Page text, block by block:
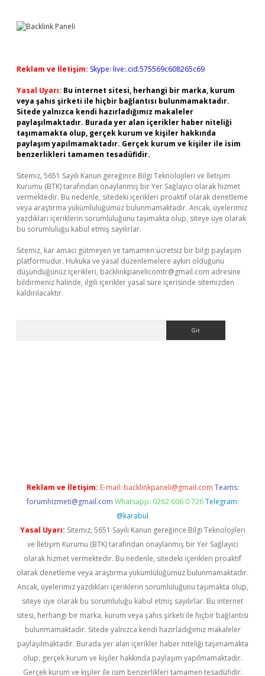
Reklam ve İletişim: Skype: live:.cid.575569c608265c69
Yasal Uyarı: Bu internet sitesi, herhangi bir marka, kurum
veya şahıs şirketi ile hiçbir bağlantısı bulunmamaktadır.
Sitede yalnızca kendi hazırladığımız makaleler
paylaşılmaktadır. Burada yer alan içerikler haber niteliği
taşımamakta olup, gerçek kurum ve kişiler hakkında
paylaşım yapılmamaktadır. Gerçek kurum ve kişiler ile isim
benzerlikleri tamamen tesadüfidir.
Sitemiz, 5651 Sayılı Kanun gereğince Bilgi Teknolojileri ve İletişim
Kurumu (BTK) tarafından onaylanmış bir Yer Sağlayıcı olarak hizmet
vermektedir. Bu nedenle, sitedeki içerikleri proaktif olarak denetleme
veya araştırma yükümlülüğümüz bulunmamaktadır. Ancak, üyelerimiz
yazdıkları içeriklerin sorumluluğunu taşımakta olup, siteye üye olarak
bu sorumluluğu kabul etmiş sayılırlar.
Sitemiz, kar amacı gütmeyen ve tamamen ücretsiz bir bilgi paylaşım
platformudur. Hukuka ve yasal düzenlemelere aykırı olduğunu
düşündüğünüz içerikleri, backlinkpanelicomtr@gmail.com adresine
bildirmeniz halinde, ilgili içerikler yasal süre içerisinde sitemizden
kaldırılacaktır.
Reklam ve İletişim: E-mail: backlinkpaneli@gmail.com Teams:
forumhizmeti@gmail.com Whatsapp: 0262 606 0 726 Telegram:
@karabul
Yasal Uyarı: Sitemiz, 5651 Sayılı Kanun gereğince Bilgi Teknolojileri
ve İletişim Kurumu (BTK) tarafından onaylanmış bir Yer Sağlayıcı
olarak hizmet vermektedir. Bu nedenle, sitedeki içerikleri proaktif
olarak denetleme veya araştırma yükümlülüğümüz bulunmamaktadır.
Ancak, üyelerimiz yazdıkları içeriklerin sorumluluğunu taşımakta olup,
siteye üye olarak bu sorumluluğu kabul etmiş sayılırlar. Bu internet
sitesi, herhangi bir marka, kurum veya şahıs şirketi ile hiçbir bağlantısı
bulunmamaktadır. Sitede yalnızca kendi hazırladığımız makaleler
paylaşılmaktadır. Burada yer alan içerikler haber niteliği taşımamakta
olup, gerçek kurum ve kişiler hakkında paylaşım yapılmamaktadır.
Gerçek kurum ve kişiler ile isim benzerlikleri tamamen tesadüfidir.